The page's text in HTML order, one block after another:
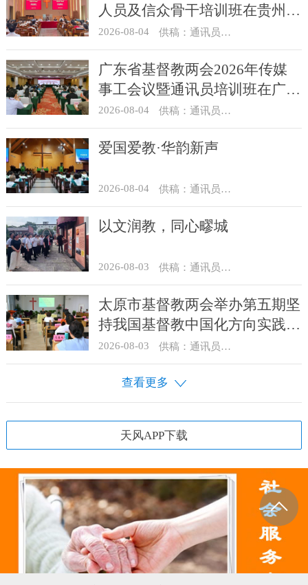
人员及信众骨干培训班在贵州圣
经学校举办
2026-08-04 供稿：通讯员 杨菁
广东省基督教两会2026年传媒
事工会议暨通讯员培训班在广州
举办
2026-08-04 供稿：通讯员 汪浩
爱国爱教·华韵新声
2026-08-04 供稿：通讯员 景健美
以文润教，同心疁城
2026-08-03 供稿：通讯员 景健美
太原市基督教两会举办第五期坚
持我国基督教中国化方向实践能
力专题培训
2026-08-03 供稿：通讯员 王建春 摄影：史爱梅
查看更多
天风APP下载